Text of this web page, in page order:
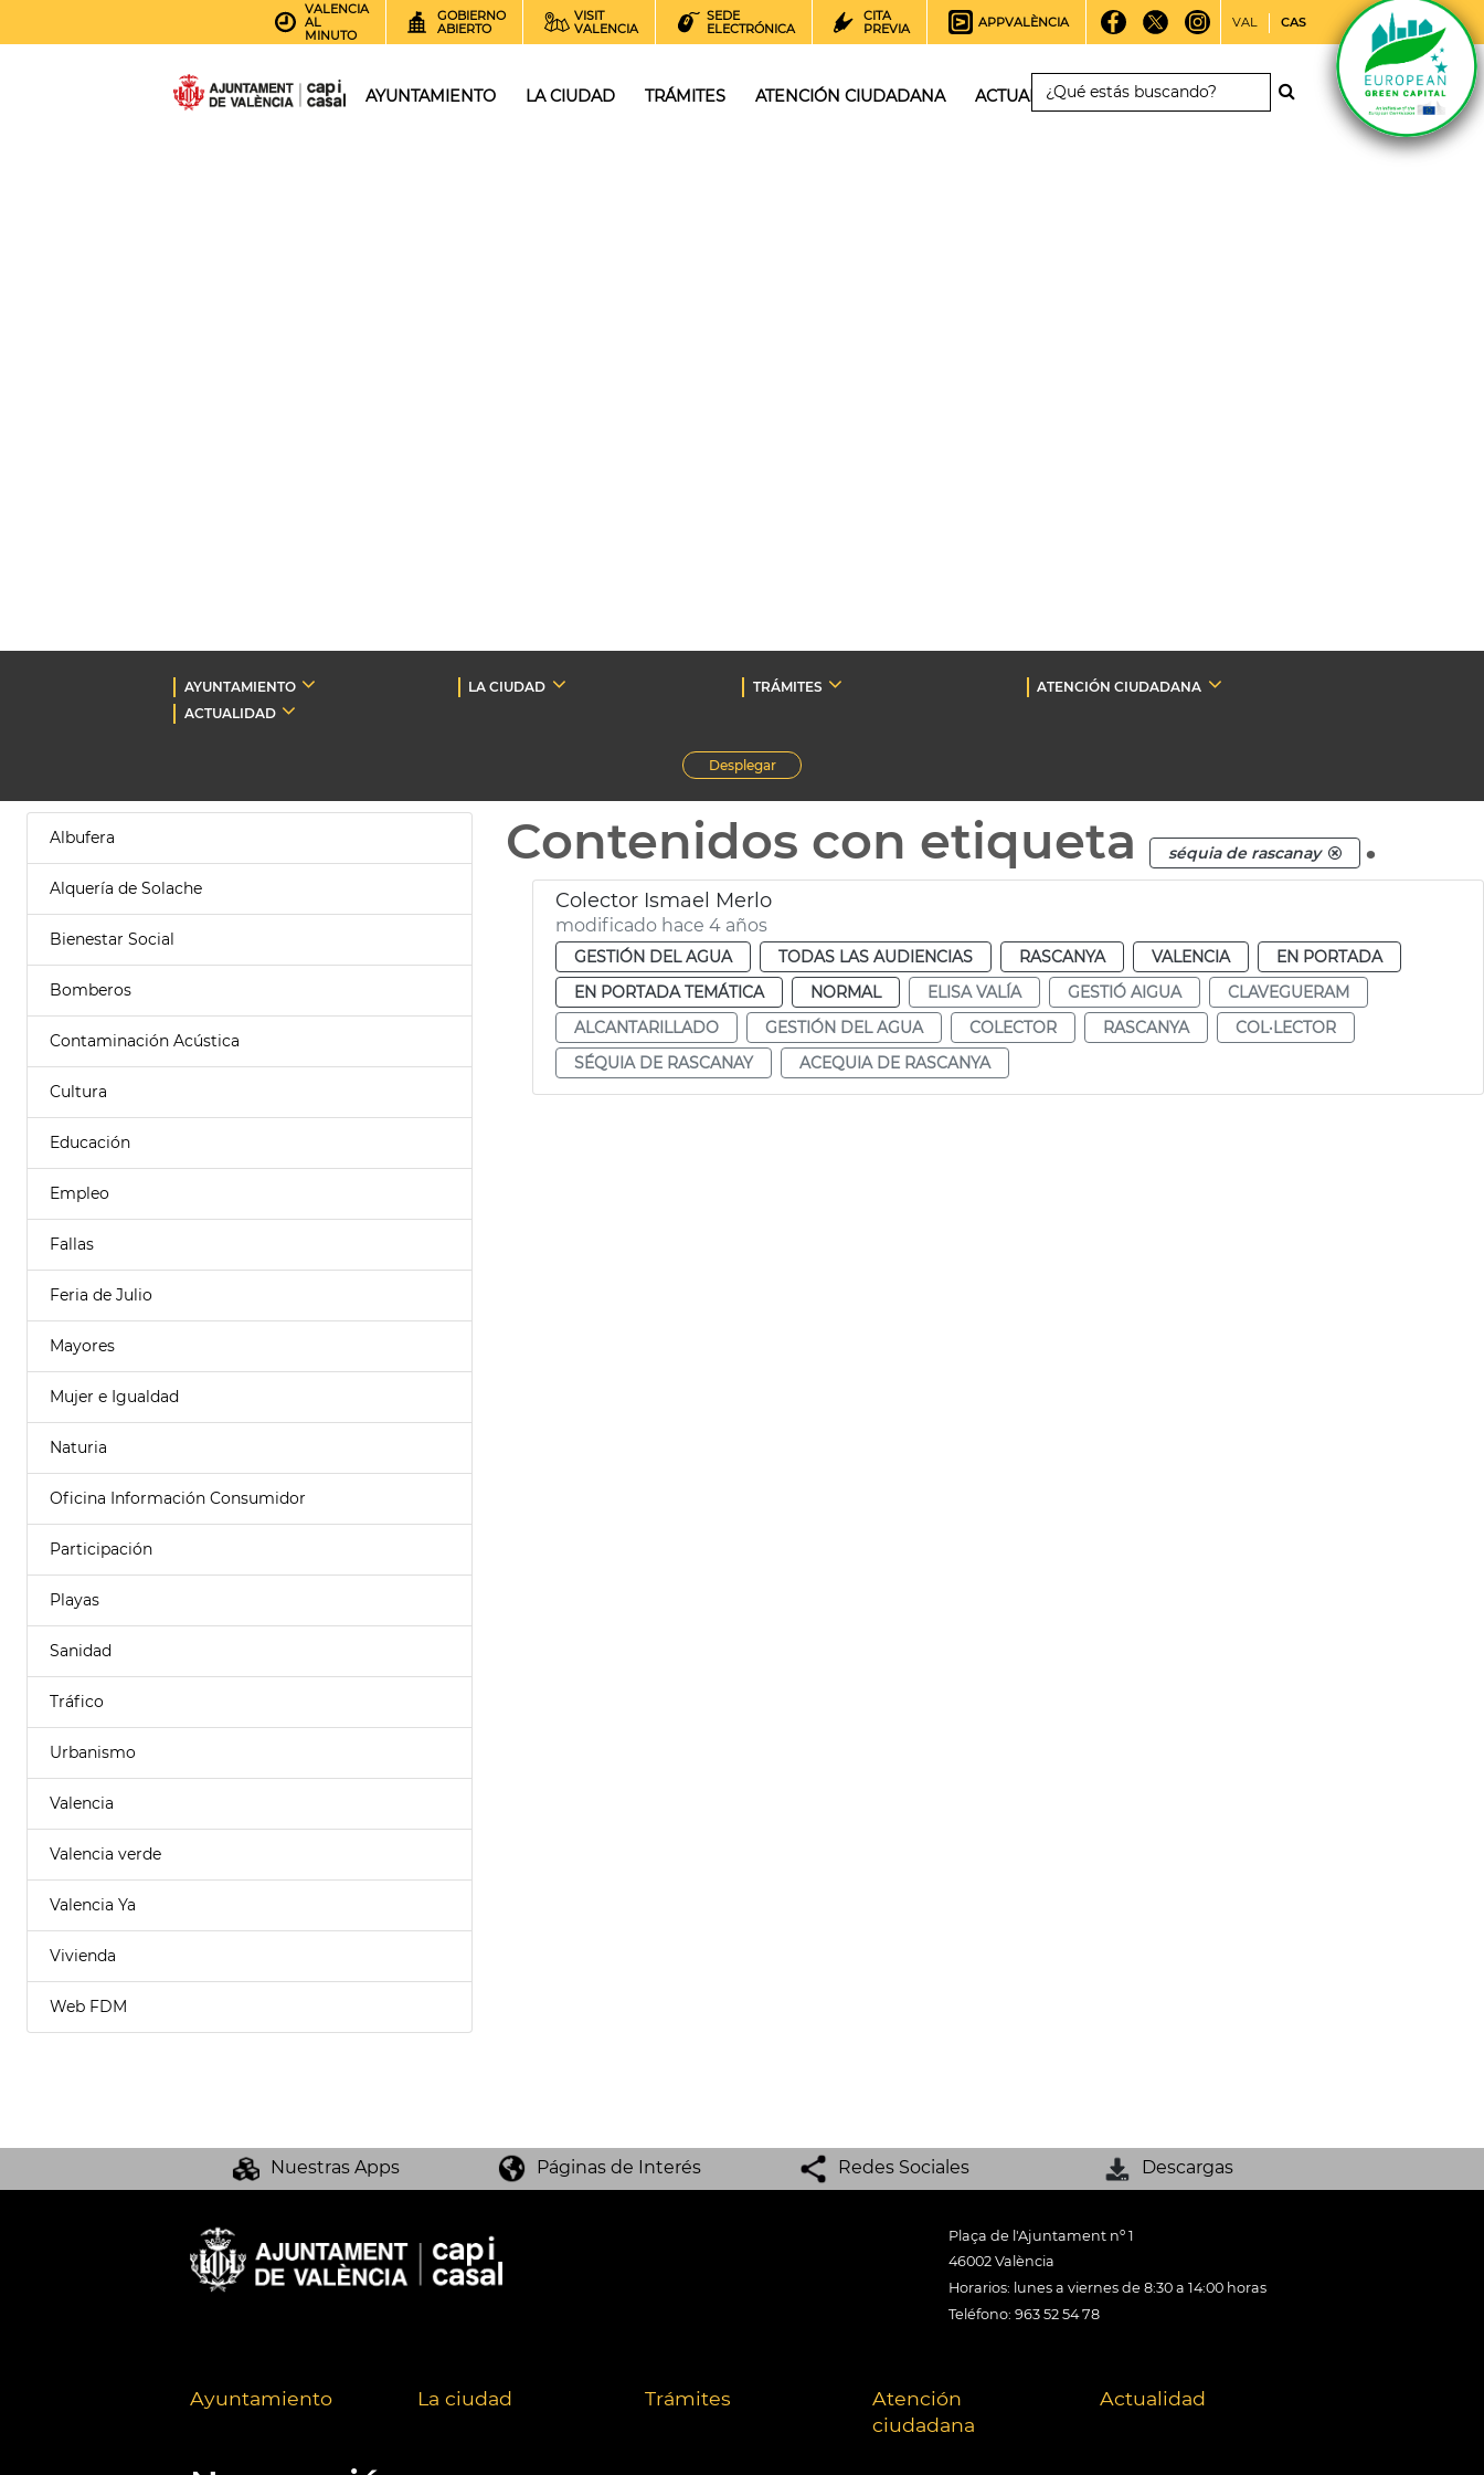
VALENCIA
AL
MINUTO
GOBIERNO
ABIERTO
VISIT
VALENCIA
SEDE
ELECTRÓNICA
CITA
PREVIA
APPVALÈNCIA VAL CAS
AYUNTAMIENTO LA CIUDAD TRÁMITES ATENCIÓN CIUDADANA ACTUALIDAD
AYUNTAMIENTO LA CIUDAD TRÁMITES
ATENCIÓN CIUDADANA
ACTUALIDAD
Desplegar
Albufera
Alquería de Solache
Bienestar Social
Bomberos
Contaminación Acústica
Cultura
Educación
Empleo
Fallas
Feria de Julio
Mayores
Mujer e Igualdad
Naturia
Oficina Información Consumidor
Participación
Playas
Sanidad
Tráfico
Urbanismo
Valencia
Valencia verde
Valencia Ya
Vivienda
Web FDM
Contenidos con etiqueta séquia de rascanay .
Colector Ismael Merlo
modificado hace 4 años
GESTIÓN DEL AGUA TODAS LAS AUDIENCIAS RASCANYA VALENCIA
EN PORTADA
EN PORTADA TEMÁTICA
NORMAL ELISA VALÍA GESTIÓ AIGUA
CLAVEGUERAM
ALCANTARILLADO
GESTIÓN DEL AGUA COLECTOR RASCANYA
COL·LECTOR
SÉQUIA DE RASCANAY
ACEQUIA DE RASCANYA
Nuestras Apps Páginas de Interés Redes Sociales Descargas
Plaça de l'Ajuntament nº 1
46002 València
Horarios: lunes a viernes de 8:30 a 14:00 horas
Teléfono: 963 52 54 78
Ayuntamiento La ciudad Trámites
Atención
ciudadana
Actualidad